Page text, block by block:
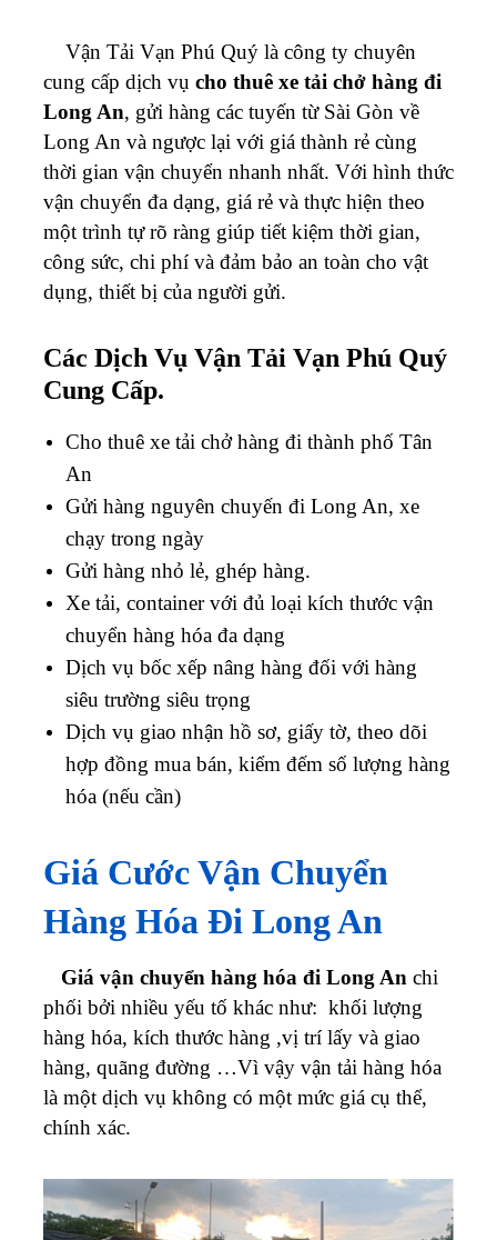
Vận Tải Vạn Phú Quý là công ty chuyên
cung cấp dịch vụ cho thuê xe tải chở hàng đi
Long An, gửi hàng các tuyến từ Sài Gòn về
Long An và ngược lại với giá thành rẻ cùng
thời gian vận chuyển nhanh nhất. Với hình thức
vận chuyển đa dạng, giá rẻ và thực hiện theo
một trình tự rõ ràng giúp tiết kiệm thời gian,
công sức, chi phí và đảm bảo an toàn cho vật
dụng, thiết bị của người gửi.
Các Dịch Vụ Vận Tải Vạn Phú Quý
Cung Cấp.
Cho thuê xe tải chở hàng đi thành phố Tân
An
Gửi hàng nguyên chuyến đi Long An, xe
chạy trong ngày
Gửi hàng nhỏ lẻ, ghép hàng.
Xe tải, container với đủ loại kích thước vận
chuyển hàng hóa đa dạng
Dịch vụ bốc xếp nâng hàng đối với hàng
siêu trường siêu trọng
Dịch vụ giao nhận hồ sơ, giấy tờ, theo dõi
hợp đồng mua bán, kiểm đếm số lượng hàng
hóa (nếu cần)
Giá Cước Vận Chuyển
Hàng Hóa Đi Long An
Giá vận chuyển hàng hóa đi Long An chi
phối bởi nhiều yếu tố khác như: khối lượng
hàng hóa, kích thước hàng ,vị trí lấy và giao
hàng, quãng đường …Vì vậy vận tải hàng hóa
là một dịch vụ không có một mức giá cụ thể,
chính xác.